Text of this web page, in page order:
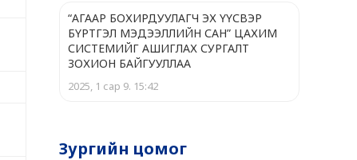
“АГААР БОХИРДУУЛАГЧ ЭХ ҮҮСВЭР
БҮРТГЭЛ МЭДЭЭЛЛИЙН САН” ЦАХИМ
СИСТЕМИЙГ АШИГЛАХ СУРГАЛТ
ЗОХИОН БАЙГУУЛЛАА
2025, 1 сар 9. 15:42
Зургийн цомог